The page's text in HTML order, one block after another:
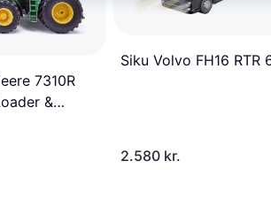
7310R
&
Siku Volvo FH16 RTR
2.580 kr.